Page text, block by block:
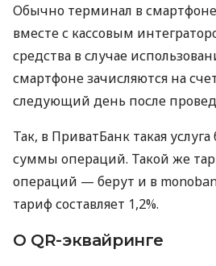
Обычно терминал в смартфоне
вместе с кассовым
средства в случае
смартфоне зачисляются на
следующий день после
Так, в ПриватБанк такая
суммы операций. Такой же
операций — берут и в
тариф составляет 1,2%.
О QR-эквайринге